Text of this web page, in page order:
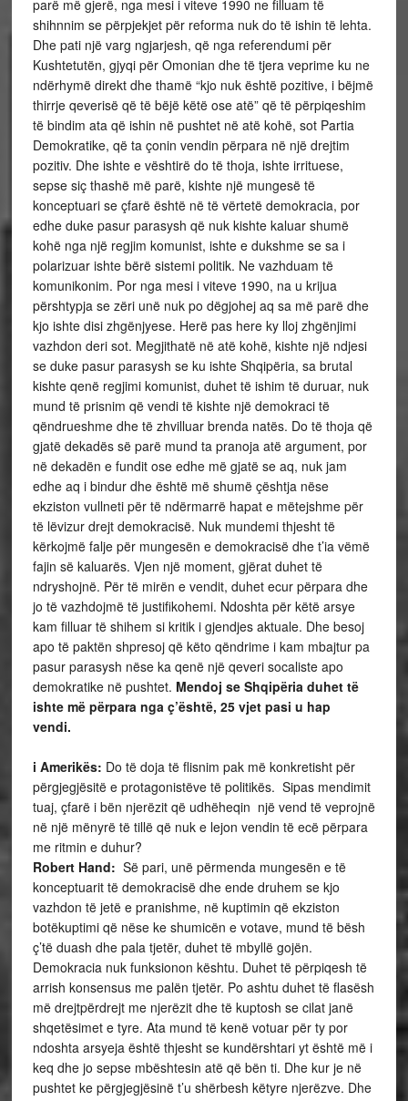
parë më gjerë, nga mesi i viteve 1990 ne filluam të
shihnnim se përpjekjet për reforma nuk do të ishin të lehta.
Dhe pati një varg ngjarjesh, që nga referendumi për
Kushtetutën, gjyqi për Omonian dhe të tjera veprime ku ne
ndërhymë direkt dhe thamë “kjo nuk është pozitive, i bëjmë
thirrje qeverisë që të bëjë këtë ose atë” që të përpiqeshim
të bindim ata që ishin në pushtet në atë kohë, sot Partia
Demokratike, që ta çonin vendin përpara në një drejtim
pozitiv. Dhe ishte e vështirë do të thoja, ishte irrituese,
sepse siç thashë më parë, kishte një mungesë të
konceptuari se çfarë është në të vërtetë demokracia, por
edhe duke pasur parasysh që nuk kishte kaluar shumë
kohë nga një regjim komunist, ishte e dukshme se sa i
polarizuar ishte bërë sistemi politik. Ne vazhduam të
komunikonim. Por nga mesi i viteve 1990, na u krijua
përshtypja se zëri unë nuk po dëgjohej aq sa më parë dhe
kjo ishte disi zhgënjyese. Herë pas here ky lloj zhgënjimi
vazhdon deri sot. Megjithatë në atë kohë, kishte një ndjesi
se duke pasur parasysh se ku ishte Shqipëria, sa brutal
kishte qenë regjimi komunist, duhet të ishim të duruar, nuk
mund të prisnim që vendi të kishte një demokraci të
qëndrueshme dhe të zhvilluar brenda natës. Do të thoja që
gjatë dekadës së parë mund ta pranoja atë argument, por
në dekadën e fundit ose edhe më gjatë se aq, nuk jam
edhe aq i bindur dhe është më shumë çështja nëse
ekziston vullneti për të ndërmarrë hapat e mëtejshme për
të lëvizur drejt demokracisë. Nuk mundemi thjesht të
kërkojmë falje për mungesën e demokracisë dhe t’ia vëmë
fajin së kaluarës. Vjen një moment, gjërat duhet të
ndryshojnë. Për të mirën e vendit, duhet ecur përpara dhe
jo të vazhdojmë të justifikohemi. Ndoshta për këtë arsye
kam filluar të shihem si kritik i gjendjes aktuale. Dhe besoj
apo të paktën shpresoj që këto qëndrime i kam mbajtur pa
pasur parasysh nëse ka qenë një qeveri socaliste apo
demokratike në pushtet. Mendoj se Shqipëria duhet të
ishte më përpara nga ç’është, 25 vjet pasi u hap
vendi.
i Amerikës: Do të doja të flisnim pak më konkretisht për
përgjegjësitë e protagonistëve të politikës. Sipas mendimit
tuaj, çfarë i bën njerëzit që udhëheqin një vend të veprojnë
në një mënyrë të tillë që nuk e lejon vendin të ecë përpara
me ritmin e duhur?
Robert Hand: Së pari, unë përmenda mungesën e të
konceptuarit të demokracisë dhe ende druhem se kjo
vazhdon të jetë e pranishme, në kuptimin që ekziston
botëkuptimi që nëse ke shumicën e votave, mund të bësh
ç’të duash dhe pala tjetër, duhet të mbyllë gojën.
Demokracia nuk funksionon kështu. Duhet të përpiqesh të
arrish konsensus me palën tjetër. Po ashtu duhet të flasësh
më drejtpërdrejt me njerëzit dhe të kuptosh se cilat janë
shqetësimet e tyre. Ata mund të kenë votuar për ty por
ndoshta arsyeja është thjesht se kundërshtari yt është më i
keq dhe jo sepse mbështesin atë që bën ti. Dhe kur je në
pushtet ke përgjegjësinë t’u shërbesh këtyre njerëzve. Dhe